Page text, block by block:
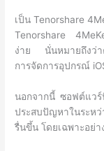
เป็น Tenorshare
Tenorshare
ง่าย นั่นหมายถึงว่า
การจัดการอุปกรณ์
นอกจากนี้ ซอฟต์แว
ประสบปัญหาในระห
รื่นขึ้น โดยเฉพาะอย่